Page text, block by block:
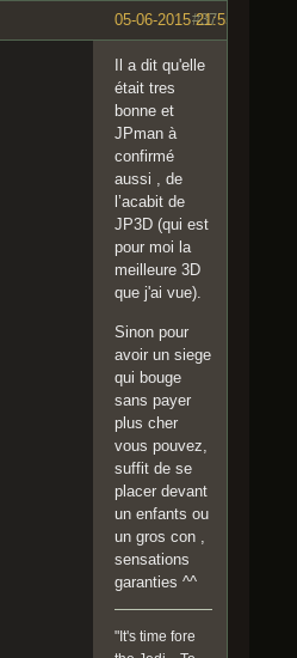
#37
05-06-2015 21:55:38
Il a dit qu'elle
était tres
bonne et
JPman à
confirmé
aussi , de
l’acabit de
JP3D (qui est
pour moi la
meilleure 3D
que j'ai vue).
Sinon pour
avoir un siege
qui bouge
sans payer
plus cher
vous pouvez,
suffit de se
placer devant
un enfants ou
un gros con ,
sensations
garanties ^^
"It's time fore